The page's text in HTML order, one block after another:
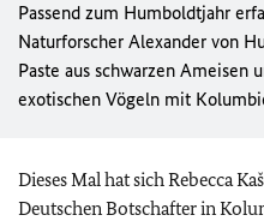
Passend zum Humboldtjahr
Naturforscher Alexander von
Paste aus schwarzen
exotischen Vögeln mit
Dieses Mal hat sich Rebecca
Deutschen Botschafter in